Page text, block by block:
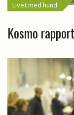
Livet med hund
Kosmo